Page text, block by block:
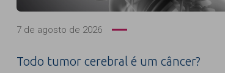
7 de agosto de 2026
Todo tumor cerebral é um câncer?